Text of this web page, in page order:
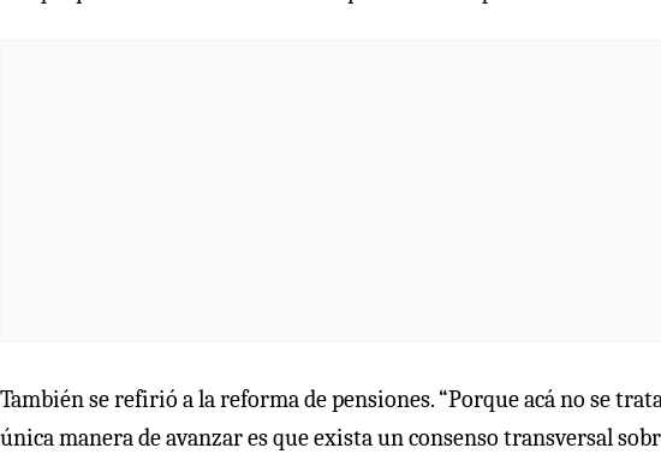
También se refirió a la reforma de pensiones. “Porque acá no se
única manera de avanzar es que exista un consenso transversal